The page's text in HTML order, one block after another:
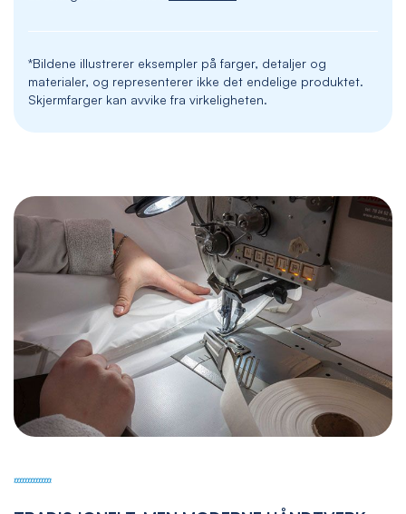
*Bildene illustrerer eksempler på farger, detaljer og
materialer, og representerer ikke det endelige produktet.
Skjermfarger kan avvike fra virkeligheten.